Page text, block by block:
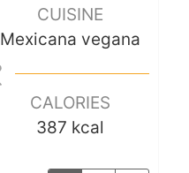
CUISINE
Mexicana vegana
CALORIES
387 kcal